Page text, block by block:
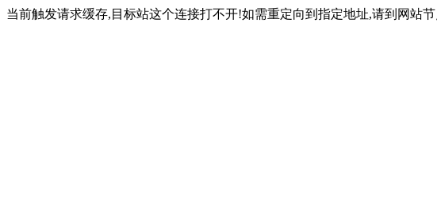
当前触发请求缓存,目标站这个连接打不开!如需重定向到指定地址,请到网站